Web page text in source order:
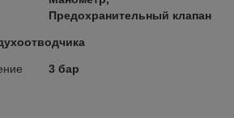
Предохранительный клапан
3 бар